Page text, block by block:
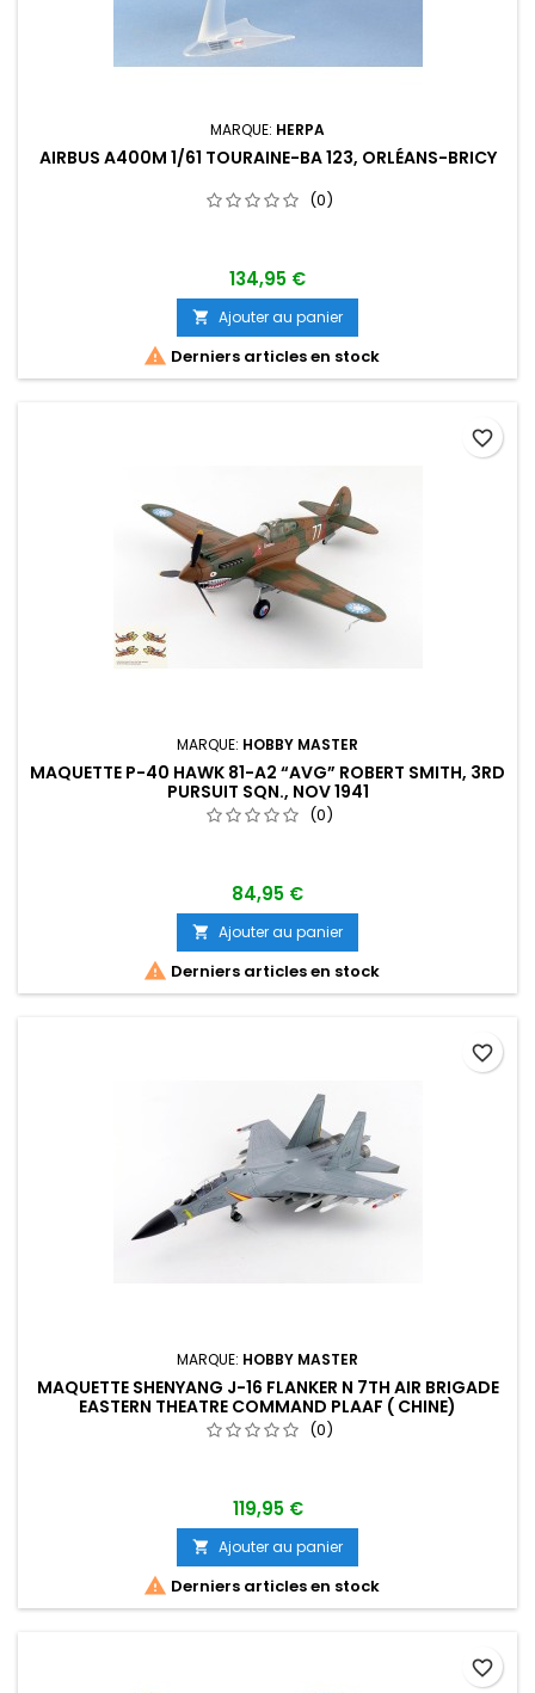
MARQUE: HERPA
AIRBUS A400M 1/61 TOURAINE-BA 123, ORLÉANS-BRICY
(0)
134,95 €
 Ajouter au panier
 Derniers articles en stock
MARQUE: HOBBY MASTER
MAQUETTE P-40 HAWK 81-A2 “AVG” ROBERT SMITH, 3RD
PURSUIT SQN., NOV 1941
(0)
84,95 €
 Ajouter au panier
 Derniers articles en stock
favorite_border
MARQUE: HOBBY MASTER
MAQUETTE SHENYANG J-16 FLANKER N 7TH AIR BRIGADE
EASTERN THEATRE COMMAND PLAAF ( CHINE)
(0)
119,95 €
 Ajouter au panier
 Derniers articles en stock
favorite_border
favorite_border